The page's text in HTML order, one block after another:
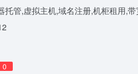
管,虚拟主机,域名注册,机柜租用,
0